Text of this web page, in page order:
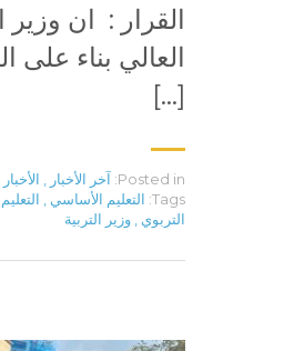
القرار : ان وزير
[…]
Posted in: آخر الأخبار
الأخبار
Tags: التعليم الأساسي
التربوي
وزير التربية